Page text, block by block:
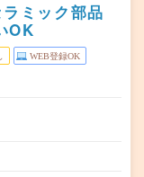
ミック部品
OK
WEB登録OK